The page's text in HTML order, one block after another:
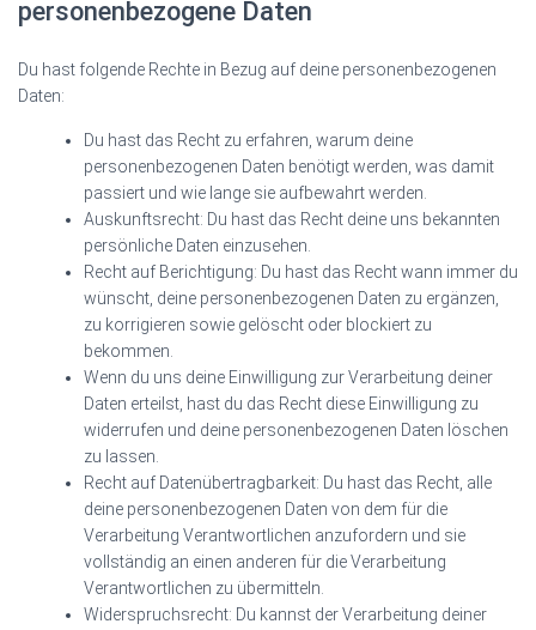
personenbezogene Daten
Du hast folgende Rechte in Bezug auf deine personenbezogenen
Daten:
Du hast das Recht zu erfahren, warum deine
personenbezogenen Daten benötigt werden, was damit
passiert und wie lange sie aufbewahrt werden.
Auskunftsrecht: Du hast das Recht deine uns bekannten
persönliche Daten einzusehen.
Recht auf Berichtigung: Du hast das Recht wann immer du
wünscht, deine personenbezogenen Daten zu ergänzen,
zu korrigieren sowie gelöscht oder blockiert zu
bekommen.
Wenn du uns deine Einwilligung zur Verarbeitung deiner
Daten erteilst, hast du das Recht diese Einwilligung zu
widerrufen und deine personenbezogenen Daten löschen
zu lassen.
Recht auf Datenübertragbarkeit: Du hast das Recht, alle
deine personenbezogenen Daten von dem für die
Verarbeitung Verantwortlichen anzufordern und sie
vollständig an einen anderen für die Verarbeitung
Verantwortlichen zu übermitteln.
Widerspruchsrecht: Du kannst der Verarbeitung deiner